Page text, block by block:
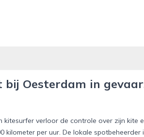
Oesterdam in
verloor de controle over zijn kite
per uur. De lokale spotbeheerder